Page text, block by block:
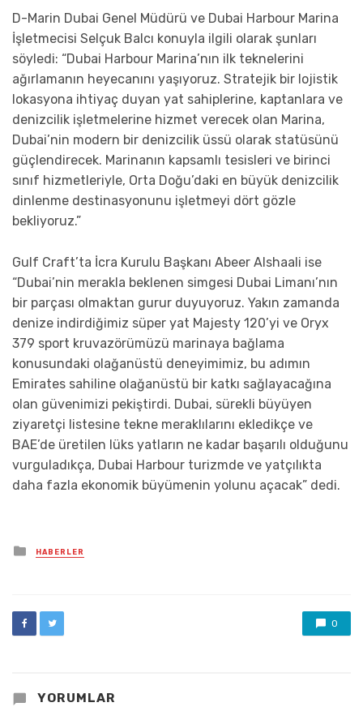
D-Marin Dubai Genel Müdürü ve Dubai Harbour Marina
İşletmecisi Selçuk Balcı konuyla ilgili olarak şunları
söyledi: “Dubai Harbour Marina’nın ilk teknelerini
ağırlamanın heyecanını yaşıyoruz. Stratejik bir lojistik
lokasyona ihtiyaç duyan yat sahiplerine, kaptanlara ve
denizcilik işletmelerine hizmet verecek olan Marina,
Dubai’nin modern bir denizcilik üssü olarak statüsünü
güçlendirecek. Marinanın kapsamlı tesisleri ve birinci
sınıf hizmetleriyle, Orta Doğu’daki en büyük denizcilik
dinlenme destinasyonunu işletmeyi dört gözle
bekliyoruz.”
Gulf Craft’ta İcra Kurulu Başkanı Abeer Alshaali ise
“Dubai’nin merakla beklenen simgesi Dubai Limanı’nın
bir parçası olmaktan gurur duyuyoruz. Yakın zamanda
denize indirdiğimiz süper yat Majesty 120’yi ve Oryx
379 sport kruvazörümüzü marinaya bağlama
konusundaki olağanüstü deneyimimiz, bu adımın
Emirates sahiline olağanüstü bir katkı sağlayacağına
olan güvenimizi pekiştirdi. Dubai, sürekli büyüyen
ziyaretçi listesine tekne meraklılarını ekledikçe ve
BAE’de üretilen lüks yatların ne kadar başarılı olduğunu
vurguladıkça, Dubai Harbour turizmde ve yatçılıkta
daha fazla ekonomik büyümenin yolunu açacak” dedi.
Posted
in
HABERLER
0
YORUMLAR